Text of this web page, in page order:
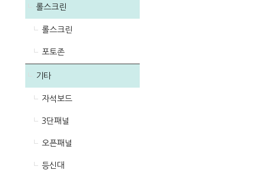
롤스크린
롤스크린
포토존
기타
자석보드
3단패널
오픈패널
등신대